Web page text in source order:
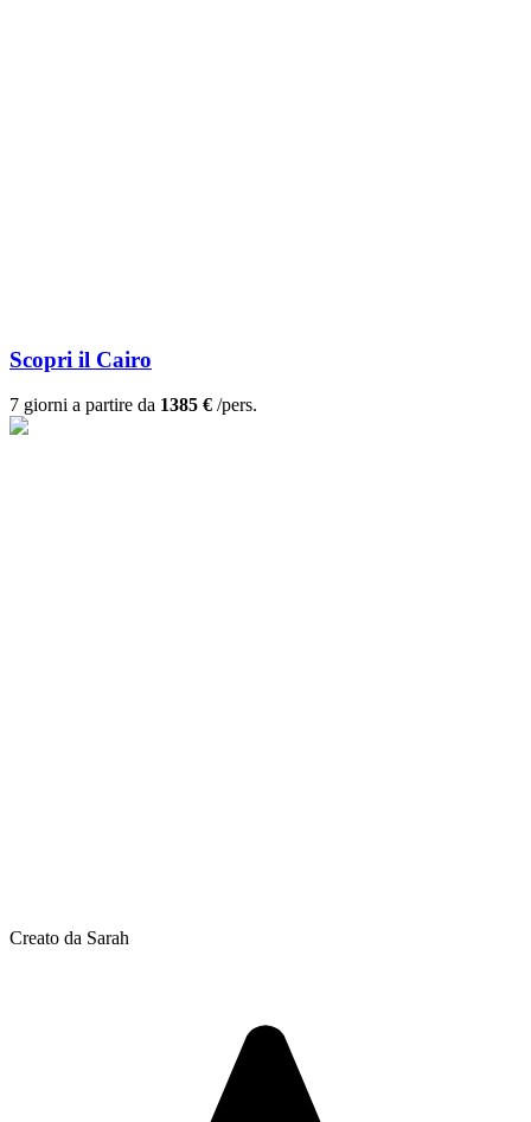
Scopri il Cairo
7 giorni a partire da 1385 € /pers.
Creato da Sarah